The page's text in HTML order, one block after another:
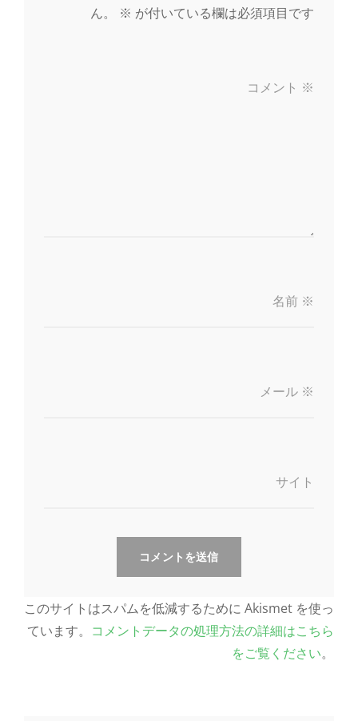
ん。
※ が付いている欄は必須項目です
コメント ※
名前 ※
メール ※
サイト
このサイトはスパムを低減するために Akismet を使っ
ています。 コメントデータの処理方法の詳細はこちら
をご覧ください。